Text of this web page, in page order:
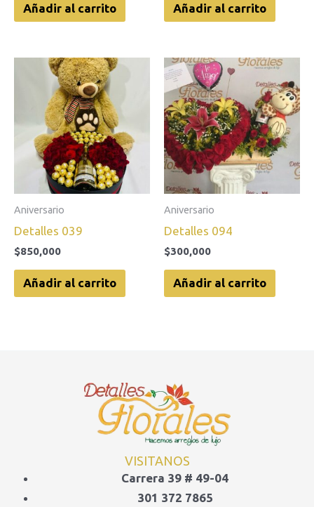
Añadir al carrito Añadir al carrito
Aniversario
Detalles 039
$850,000
Añadir al carrito
Aniversario
Detalles 094
$300,000
Añadir al carrito
VISITANOS
Carrera 39 # 49-04
301 372 7865